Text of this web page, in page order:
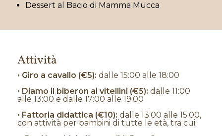
Dessert al Bacio di Mamma Mucca
Attività
• Giro a cavallo (€5): dalle 15:00 alle 18:00
• Diamo il biberon ai vitellini (€5): dalle 11:00
alle 13:00 e dalle 17:00 alle 19:00
• Fattoria didattica (€10): dalle 13:00 alle 15:00,
con attività per bambini di tutte le età, tra cui: